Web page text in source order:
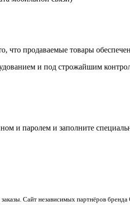
продаваемые товары
и под строжайшим
и паролем и заполните
Сайт независимых партнёров